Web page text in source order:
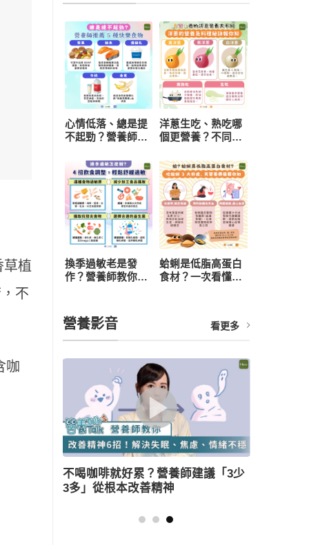
草植
不
咖
心情低落、總是提
不起勁？營養師推
研究：每天一把堅
果有助降低憂鬱風
險
洋蔥生吃、熟吃哪
個更營養？不同顏
選與保存一次看懂
換季過敏老是發
作？營養師教你從
蛤蜊是低脂高蛋白
食材？一次看懂營
營養影音 看更多
薑母鴨怎麼吃健康無負擔？營養師教
三大美味訣竅
「3少